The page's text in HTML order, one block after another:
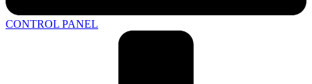
CONTROL PANEL